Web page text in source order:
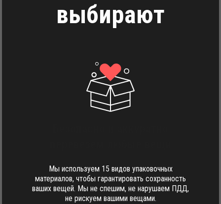
выбирают
Мы используем 15 видов упаковочных
материалов, чтобы гарантировать сохранность
ваших вещей. Мы не спешим, не нарушаем ПДД,
не рискуем вашими вещами.